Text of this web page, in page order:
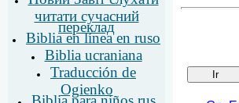
читати сучасний
переклад
Biblia en línea en ruso
Biblia ucraniana
Traducción de
Ogienko